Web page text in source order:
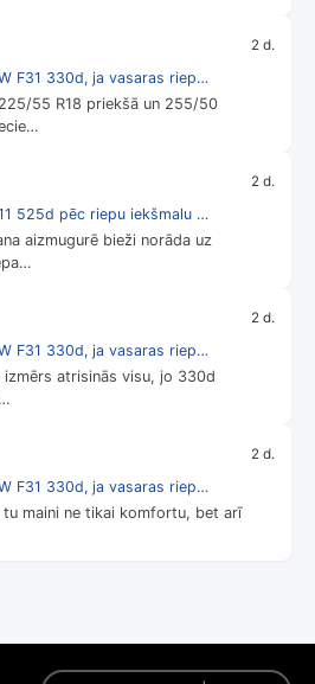
2 d.
F31 330d, ja vasaras riep…
55 R18 priekšā un 255/50
2 d.
525d pēc riepu iekšmalu …
aizmugurē bieži norāda uz
2 d.
F31 330d, ja vasaras riep…
atrisinās visu, jo 330d
2 d.
F31 330d, ja vasaras riep…
tu maini ne tikai komfortu, bet arī